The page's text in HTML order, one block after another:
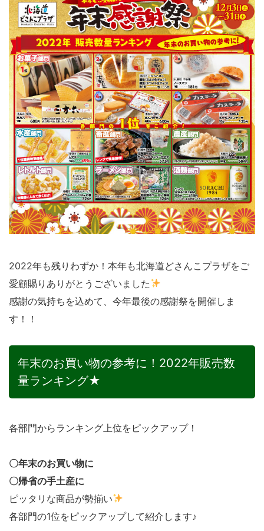
2022年も残りわずか！本年も北海道どさんこプラザをご
愛顧賜りありがとうございました
感謝の気持ちを込めて、今年最後の感謝祭を開催しま
す！！
年末のお買い物の参考に！2022年販売数
量ランキング★
各部門からランキング上位をピックアップ！
〇年末のお買い物に
〇帰省の手土産に
ピッタリな商品が勢揃い
各部門の1位をピックアップして紹介します♪